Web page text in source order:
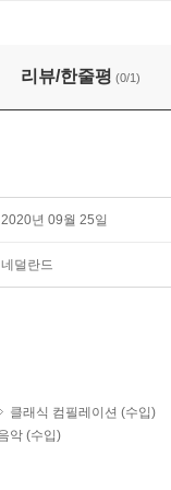
념 - 독일 바로크
리뷰/한줄평 (0/1)
2020년 09월 25일
네덜란드
클래식 컴필레이션 (수입)
악 (수입)